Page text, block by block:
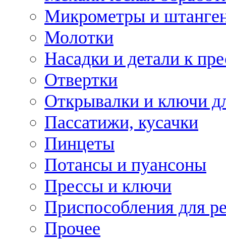
Микрометры и
Молотки
Насадки и детали к
Отвертки
Открывалки и ключи
Пассатижи, кусачки
Пинцеты
Потансы и пуансоны
Прессы и ключи
Приспособления для
Прочее